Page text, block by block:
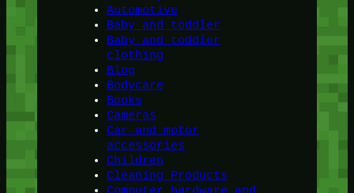
Automotive
Baby and toddler
Baby and toddler
clothing
Blog
Bodycare
Books
Cameras
Car and motor
accessories
Children
Cleaning Products